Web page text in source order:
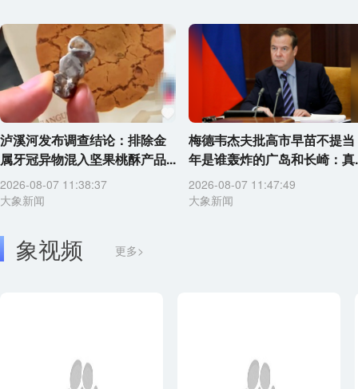
泸溪河发布调查结论：排除金
属牙冠异物混入坚果桃酥产品...
2026-08-07 11:38:37
大象新闻
梅德韦杰夫批高市早苗不提当
年是谁轰炸的广岛和长崎：真
2026-08-07 11:47:49
大象新闻
象视频 更多>